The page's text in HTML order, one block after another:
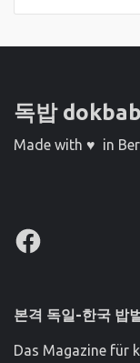
독밥 dokbab
Made with ♥ in
Facebook
본격 독일-한국 밥
Das Magazine für